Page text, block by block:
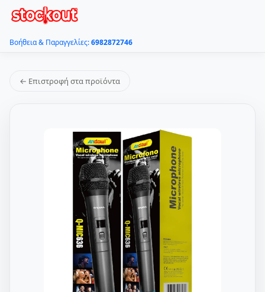
Βοήθεια & Παραγγελίες:6982872746
← Επιστροφή στα προϊόντα